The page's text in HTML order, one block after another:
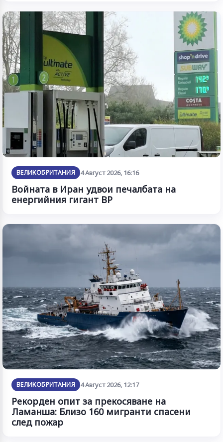
ВЕЛИКОБРИТАНИЯ 4 Август 2026, 16:16
Войната в Иран удвои печалбата на
енергийния гигант BP
ВЕЛИКОБРИТАНИЯ 4 Август 2026, 12:17
Рекорден опит за прекосяване на
Ламанша: Близо 160 мигранти спасени
след пожар